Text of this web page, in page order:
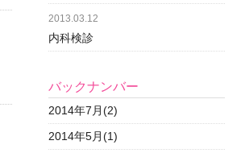
2013.03.12
内科検診
バックナンバー
2014年7月(2)
2014年5月(1)